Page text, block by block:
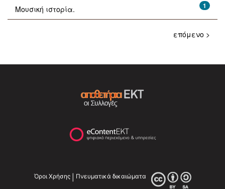
1
Μουσική ιστορία.
επόμενο >